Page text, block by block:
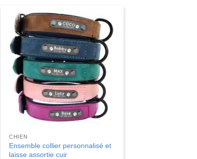
CHIEN
Ensemble collier personnalisé et
laisse assortie cuir